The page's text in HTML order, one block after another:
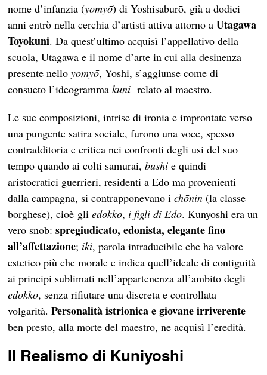
nome d’infanzia (yomyō) di Yoshisaburō, già a dodici
anni entrò nella cerchia d’artisti attiva attorno aUtagawa
Toyokuni. Da quest’ultimo acquisì l’appellativo della
scuola, Utagawa e il nome d’arte in cui alla desinenza
presente nelloyomyō, Yoshi, s’aggiunse come di
consueto l’ideogrammakuni relato al maestro.
Le sue composizioni, intrise di ironia e improntate verso
una pungente satira sociale, furono una voce, spesso
contradditoria e critica nei confronti degli usi del suo
tempo quando ai colti samurai,bushi e quindi
aristocratici guerrieri, residenti a Edo ma provenienti
dalla campagna, si contrapponevano ichōnin (la classe
borghese), cioè gliedokko, i figli di Edo. Kunyoshi era un
vero snob:spregiudicato, edonista, elegante fino
all’affettazione; iki, parola intraducibile che ha valore
estetico più che morale e indica quell’ideale di contiguità
ai principi sublimati nell’appartenenza all’ambito degli
edokko, senza rifiutare una discreta e controllata
volgarità.Personalità istrionica e giovane irriverente
ben presto, alla morte del maestro, ne acquisì l’eredità.
Il Realismo di Kuniyoshi